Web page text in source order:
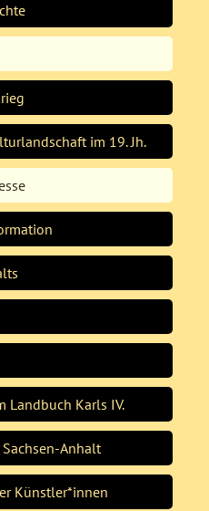
im 19. Jh.
Landbuch Karls IV.
Anhalt
Künstler*innen